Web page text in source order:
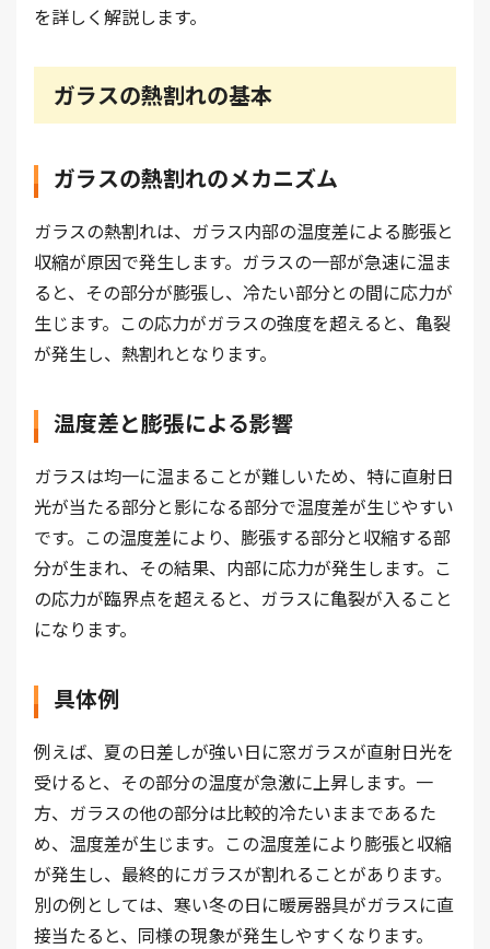
を詳しく解説します。
ガラスの熱割れの基本
ガラスの熱割れのメカニズム
ガラスの熱割れは、ガラス内部の温度差による膨張と
収縮が原因で発生します。ガラスの一部が急速に温ま
ると、その部分が膨張し、冷たい部分との間に応力が
生じます。この応力がガラスの強度を超えると、亀裂
が発生し、熱割れとなります。
温度差と膨張による影響
ガラスは均一に温まることが難しいため、特に直射日
光が当たる部分と影になる部分で温度差が生じやすい
です。この温度差により、膨張する部分と収縮する部
分が生まれ、その結果、内部に応力が発生します。こ
の応力が臨界点を超えると、ガラスに亀裂が入ること
になります。
具体例
例えば、夏の日差しが強い日に窓ガラスが直射日光を
受けると、その部分の温度が急激に上昇します。一
方、ガラスの他の部分は比較的冷たいままであるた
め、温度差が生じます。この温度差により膨張と収縮
が発生し、最終的にガラスが割れることがあります。
別の例としては、寒い冬の日に暖房器具がガラスに直
接当たると、同様の現象が発生しやすくなります。